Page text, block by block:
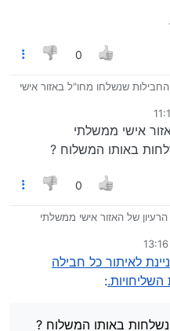
0
שנשלחו מחו"ל באזור אישי
אישי ממשלתי
באותו המשלוח ?
0
של האזור אישי ממשלתי
לאיתור כל חבילה
:
באותו המשלוח ?